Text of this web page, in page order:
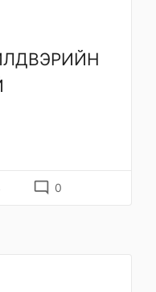
mode_comment 0